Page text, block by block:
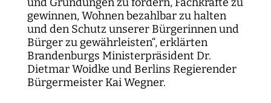
gewinnen, Wohnen bezahlbar zu halten
und den Schutz unserer Bürgerinnen und
Bürger zu gewährleisten“, erklärten
Brandenburgs Ministerpräsident Dr.
Dietmar Woidke und Berlins Regierender
Bürgermeister Kai Wegner.